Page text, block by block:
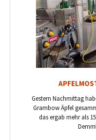
Gestern Nachmittag
Grambow Äpfel
das ergab mehr als